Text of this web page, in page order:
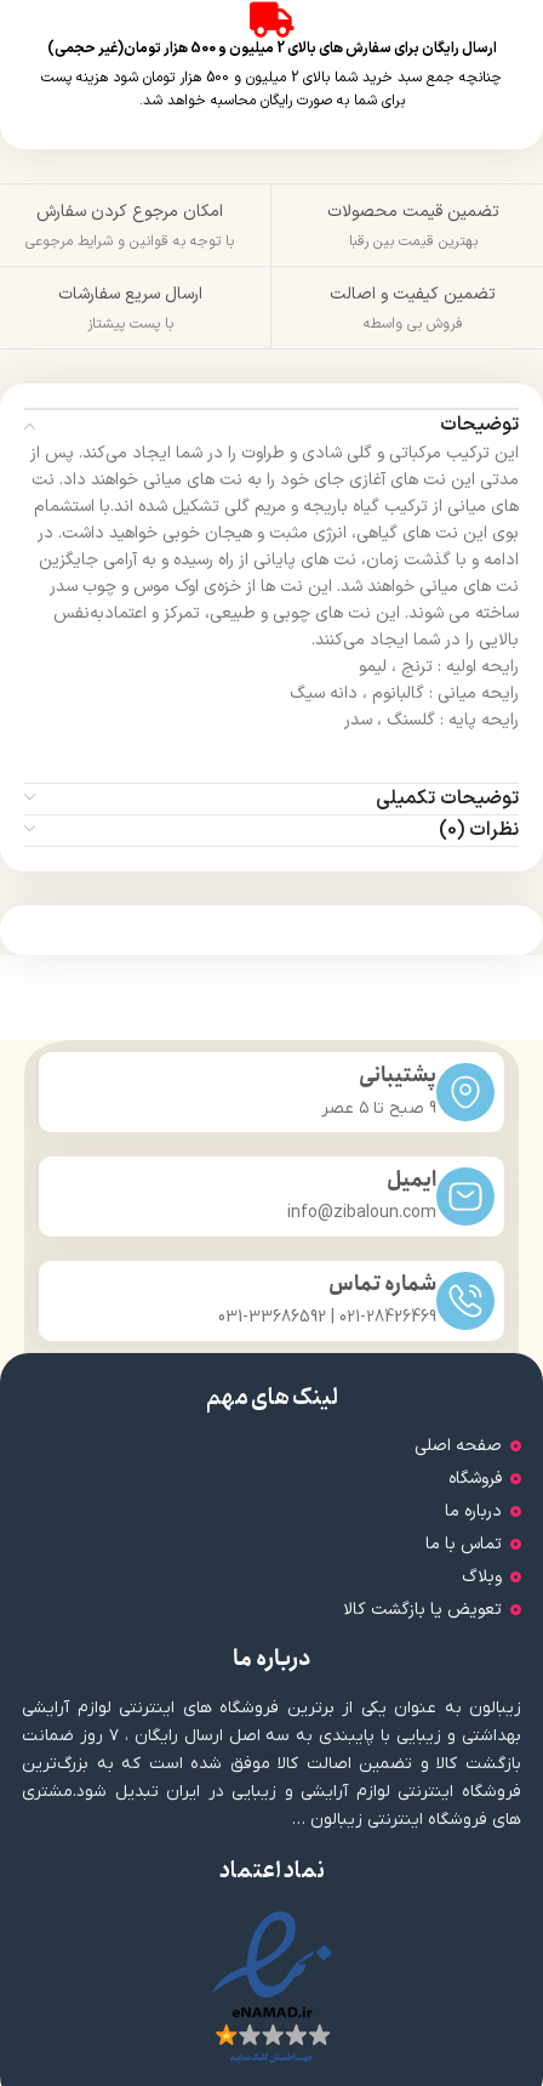
ارسال رایگان برای سفارش های بالای 2 میلیون و 500 هزار تومان(غیر حجمی)
چنانچه جمع سبد خرید شما بالای 2 میلیون و 500 هزار تومان شود هزینه پست
برای شما به صورت رایگان محاسبه خواهد شد.
تضمین قیمت محصولات
بهترین قیمت بین رقبا
امکان مرجوع کردن سفارش
با توجه به قوانین و شرایط مرجوعی
تضمین کیفیت و اصالت
فروش بی واسطه
ارسال سریع سفارشات
با پست پیشتاز
توضیحات
این ترکیب مرکباتی و گلی شادی و طراوت را در شما ایجاد می‌کند. پس از
مدتی این نت‌ های آغازی جای خود را به نت‌ های میانی خواهند داد. نت‌
های میانی از ترکیب گیاه باریجه و مریم گلی تشکیل شده‌ اند.با استشمام
بوی این نت‌ های گیاهی، انرژی مثبت و هیجان خوبی خواهید داشت. در
ادامه و با گذشت زمان، نت‌ های پایانی از راه رسیده و به‌ آرامی جایگزین
نت‌ های میانی خواهند شد. این نت‌ ها از خزه‌ی اوک موس و چوب سدر
ساخته می‌ شوند. این نت‌ های چوبی و طبیعی، تمرکز و اعتمادبه‌نفس
بالایی را در شما ایجاد می‌کنند.
رایحه اولیه : ترنج ، لیمو
رایحه میانی : گالبانوم ، دانه سیگ
رایحه پایه : گلسنگ ، سدر
توضیحات تکمیلی
نظرات (0)
پشتیبانی
9 صبح تا ۵ عصر
ایمیل
info@zibaloun.com
شماره تماس
021-28426469 | 031-33686592
لینک های مهم
صفحه اصلی
فروشگاه
درباره ما
تماس با ما
وبلاگ
تعویض یا بازگشت کالا
درباره ما
زیبالون به عنوان یکی از برترین فروشگاه های اینترنتی لوازم آرایشی
بهداشتی و زیبایی با پایبندی به سه اصل ارسال رایگان ، ۷ روز ضمانت
بازگشت کالا و تضمین اصالت کالا موفق شده است که به بزرگ‌ترین
فروشگاه اینترنتی لوازم آرایشی و زیبایی در ایران تبدیل شود.مشتری
های فروشگاه اینترنتی زیبالون …
نماد اعتماد